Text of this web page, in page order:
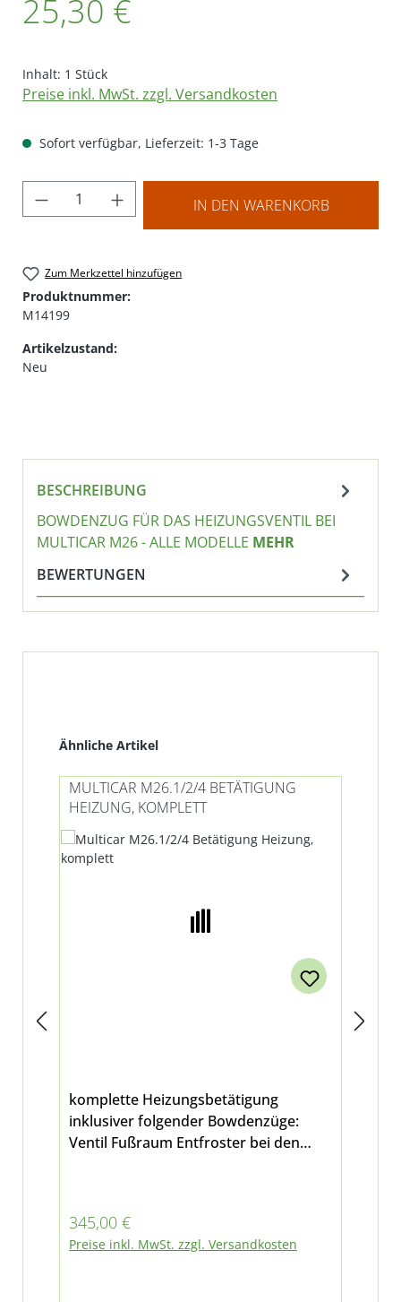
25,30 €
Inhalt: 1 Stück
Preise inkl. MwSt. zzgl. Versandkosten
Sofort verfügbar, Lieferzeit: 1-3 Tage
Produkt Anzahl: Gib den gewünschten
IN DEN WARENKORB
Zum Merkzettel hinzufügen
Produktnummer:
M14199
Artikelzustand:
Neu
BESCHREIBUNG
BOWDENZUG FÜR DAS HEIZUNGSVENTIL BEI
MULTICAR M26 - ALLE MODELLE MEHR
BEWERTUNGEN
Produktgalerie überspringen
Ähnliche Artikel
MULTICAR M26.1/2/4 BETÄTIGUNG
HEIZUNG, KOMPLETT
komplette Heizungsbetätigung
inklusiver folgender Bowdenzüge:
Ventil Fußraum Entfroster bei den
Regulärer Preis:
345,00 €
Preise inkl. MwSt. zzgl. Versandkosten